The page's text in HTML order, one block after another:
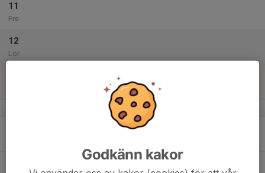
11
Fre
12
Lör
v.29
Godkänn kakor